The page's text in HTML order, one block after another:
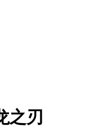
之刃